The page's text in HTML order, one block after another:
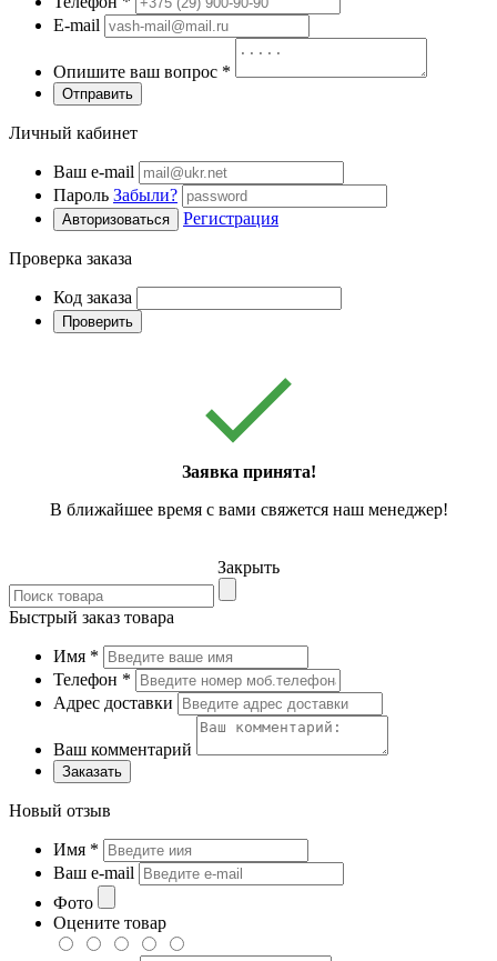
E-mail
Опишите ваш вопрос *
Отправить
Личный кабинет
Ваш e-mail
Пароль Забыли?
Авторизоваться Регистрация
Проверка заказа
Код заказа
Проверить
Заявка принята!
В ближайшее время с вами свяжется наш менеджер!
Закрыть
Быстрый заказ товара
Имя *
Телефон *
Адрес доставки
Ваш комментарий
Заказать
Новый отзыв
Имя *
Ваш e-mail
Фото
Оцените товар